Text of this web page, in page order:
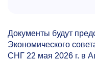
Документы будут
Экономического
СНГ 22 мая 2026 г. в